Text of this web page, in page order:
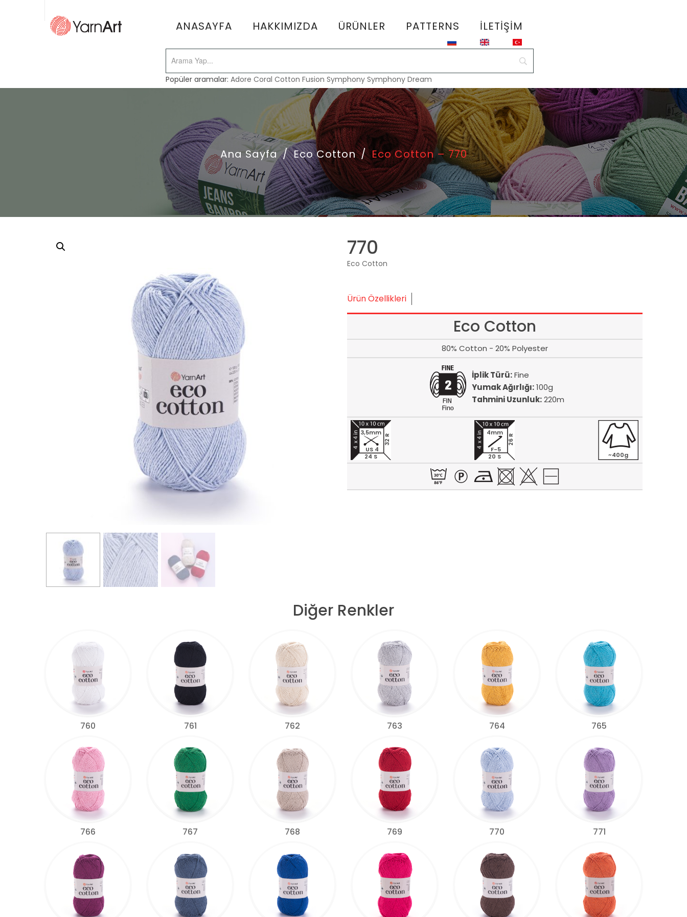
ANASAYFA HAKKIMIZDA ÜRÜNLER PATTERNS İLETIŞIM
Popüler aramalar:Adore Coral Cotton Fusion Symphony Symphony Dream
Ana Sayfa / Eco Cotton / Eco Cotton – 770
770
Eco Cotton
Ürün Özellikleri
Eco Cotton
80% Cotton - 20% Polyester
İplik Türü:Fine
Yumak Ağırlığı:100g
Tahmini Uzunluk:220m
24 S
32 R
3,5mm
US 4
20 S
26 R
4mm
F-5
~400g
Diğer Renkler
760 761 762 763 764 765
766 767 768 769 770 771